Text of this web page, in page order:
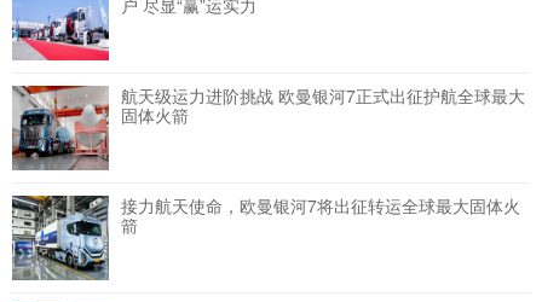
户 尽显“赢”运实力
航天级运力进阶挑战 欧曼银河7正式出征护航全球最大
固体火箭
接力航天使命，欧曼银河7将出征转运全球最大固体火
箭